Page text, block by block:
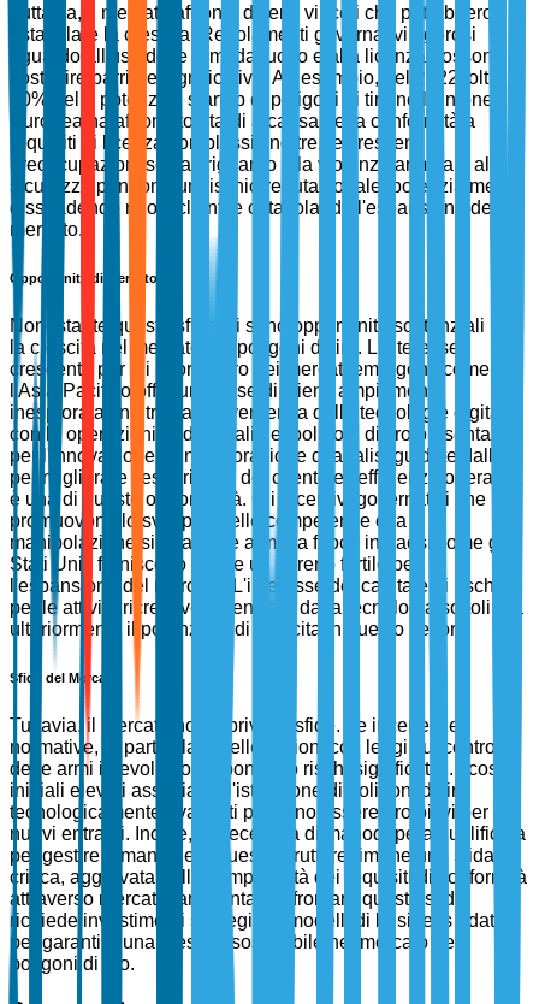
Tuttavia, il mercato affronta diversi vincoli che potrebbero
ostacolare la crescita. Regolamenti governativi rigorosi
riguardo all'uso delle armi da fuoco e alla licenza possono
costituire barriere significative. Ad esempio, nel 2022, oltre il
30% delle potenziali startup di poligoni di tiro nell'Unione
Europea ha affrontato ritardi a causa della conformità a
requisiti di licenza complessi. Inoltre, le crescenti
preoccupazioni sociali riguardo alla violenza armata e alla
sicurezza pongono un rischio reputazionale, potenzialmente
dissuadendo nuovi clienti e ostacolando l'espansione del
mercato.
Opportunità di Mercato
Nonostante queste sfide, ci sono opportunità sostanziali per
la crescita nel mercato dei poligoni di tiro. L'interesse
crescente per gli sport di tiro nei mercati emergenti come
l'Asia-Pacifico offre una base di clienti ampiamente
inesplorata. Inoltre, la convergenza delle tecnologie digitali
con le operazioni tradizionali dei poligoni di tiro presenta vie
per l'innovazione. L'incorporazione di analisi guidate dall'IA
per migliorare l'esperienza del cliente e l'efficienza operativa
è una di queste opportunità. Gli incentivi governativi che
promuovono lo sviluppo delle competenze e la
manipolazione sicura delle armi da fuoco in paesi come gli
Stati Uniti forniscono anche un terreno fertile per
l'espansione del mercato. L'interesse del capitale di rischio
per le attività ricreative potenziate dalla tecnologia sottolinea
ulteriormente il potenziale di crescita in questo settore.
Sfide del Mercato
Tuttavia, il mercato non è privo di sfide. Le incertezze
normative, in particolare nelle regioni con leggi sul controllo
delle armi in evoluzione, pongono rischi significativi. I costi
iniziali elevati associati all'istituzione di poligoni di tiro
tecnologicamente avanzati possono essere proibitivi per i
nuovi entranti. Inoltre, la necessità di manodopera qualificata
per gestire e mantenere queste strutture rimane una sfida
critica, aggravata dalla complessità dei requisiti di conformità
attraverso mercati frammentati. Affrontare queste sfide
richiede investimenti strategici e modelli di business adattivi
per garantire una crescita sostenibile nel mercato dei
poligoni di tiro.